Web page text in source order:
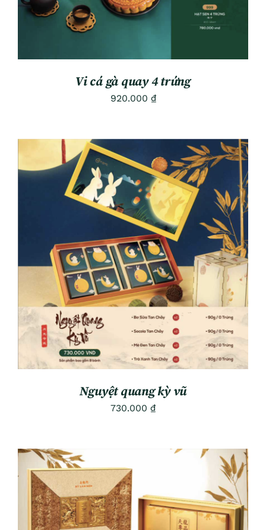
Vi cá gà quay 4 trứng
920.000 ₫
ADD TO CART
/
DETAILS
Nguyệt quang kỳ vũ
730.000 ₫